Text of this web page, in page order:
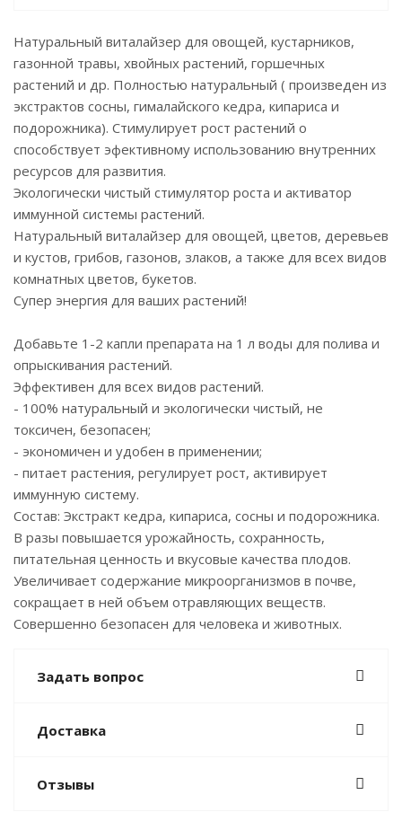
Натуральный виталайзер для овощей, кустарников,
газонной травы, хвойных растений, горшечных
растений и др. Полностью натуральный ( произведен из
экстрактов сосны, гималайского кедра, кипариса и
подорожника). Стимулирует рост растений о
способствует эфективному использованию внутренних
ресурсов для развития.
Экологически чистый стимулятор роста и активатор
иммунной системы растений.
Натуральный виталайзер для овощей, цветов, деревьев
и кустов, грибов, газонов, злаков, а также для всех видов
комнатных цветов, букетов.
Супер энергия для ваших растений!
Добавьте 1-2 капли препарата на 1 л воды для полива и
опрыскивания растений.
Эффективен для всех видов растений.
- 100% натуральный и экологически чистый, не
токсичен, безопасен;
- экономичен и удобен в применении;
- питает растения, регулирует рост, активирует
иммунную систему.
Состав: Экстракт кедра, кипариса, сосны и подорожника.
В разы повышается урожайность, сохранность,
питательная ценность и вкусовые качества плодов.
Увеличивает содержание микроорганизмов в почве,
сокращает в ней объем отравляющих веществ.
Совершенно безопасен для человека и животных.
Задать вопрос
Доставка
Отзывы